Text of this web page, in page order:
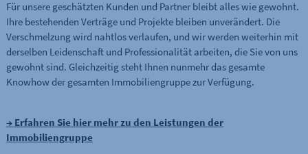
Für unsere geschätzten Kunden und Partner bleibt alles wie gewohnt.
Ihre bestehenden Verträge und Projekte bleiben unverändert. Die
Verschmelzung wird nahtlos verlaufen, und wir werden weiterhin mit
derselben Leidenschaft und Professionalität arbeiten, die Sie von uns
gewohnt sind. Gleichzeitig steht Ihnen nunmehr das gesamte
Knowhow der gesamten Immobiliengruppe zur Verfügung.
→ Erfahren Sie hier mehr zu den Leistungen der
Immobiliengruppe